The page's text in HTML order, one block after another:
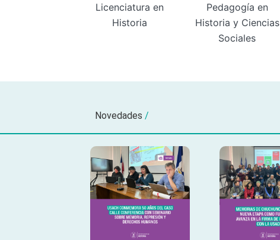
Licenciatura en
Historia
Pedagogía en
Historia y Ciencias
Sociales
Novedades /